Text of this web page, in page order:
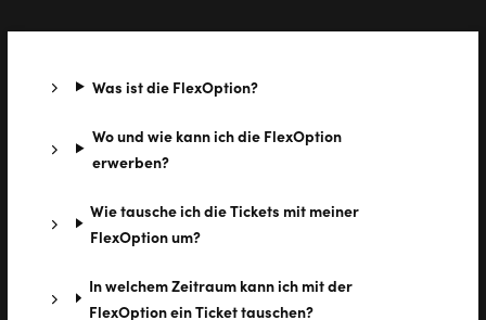
Was ist die FlexOption?
Wo und wie kann ich die FlexOption
erwerben?
Wie tausche ich die Tickets mit meiner
FlexOption um?
In welchem Zeitraum kann ich mit der
FlexOption ein Ticket tauschen?